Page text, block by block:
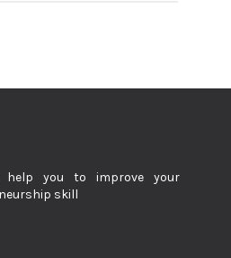
help you to improve your
skill